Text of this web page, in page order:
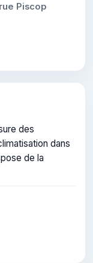
Piscop
des
dans
de la